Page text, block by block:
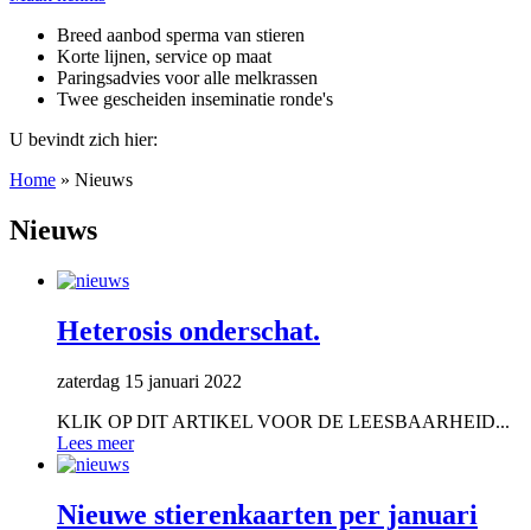
Breed aanbod sperma van stieren
Korte lijnen, service op maat
Paringsadvies voor alle melkrassen
Twee gescheiden inseminatie ronde's
U bevindt zich hier:
Home » Nieuws
Nieuws
Heterosis onderschat.
zaterdag 15 januari 2022
KLIK OP DIT ARTIKEL VOOR DE LEESBAARHEID...
Lees meer
Nieuwe stierenkaarten per januari